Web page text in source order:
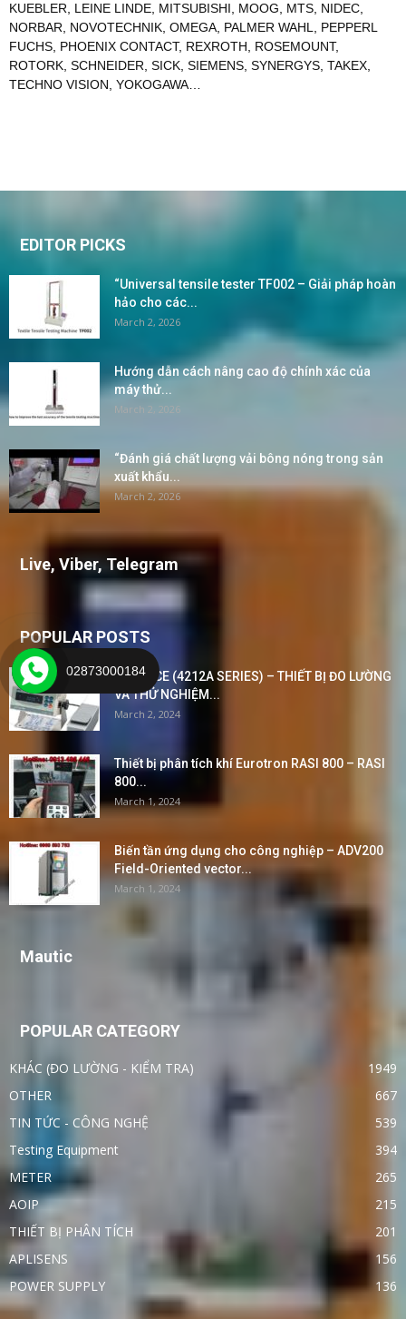
KUEBLER, LEINE LINDE, MITSUBISHI, MOOG, MTS, NIDEC,
NORBAR, NOVOTECHNIK, OMEGA, PALMER WAHL, PEPPERL
FUCHS, PHOENIX CONTACT, REXROTH, ROSEMOUNT,
ROTORK, SCHNEIDER, SICK, SIEMENS, SYNERGYS, TAKEX,
TECHNO VISION, YOKOGAWA…
EDITOR PICKS
“Universal tensile tester TF002 – Giải pháp hoàn
hảo cho các...
March 2, 2026
Hướng dẫn cách nâng cao độ chính xác của
máy thử...
March 2, 2026
“Đánh giá chất lượng vải bông nóng trong sản
xuất khẩu...
March 2, 2026
Live, Viber, Telegram
POPULAR POSTS
BALANCE (4212A SERIES) – THIẾT BỊ ĐO LƯỜNG
VÀ THỬ NGHIỆM...
March 2, 2024
Thiết bị phân tích khí Eurotron RASI 800 – RASI
800...
March 1, 2024
Biến tần ứng dụng cho công nghiệp – ADV200
Field-Oriented vector...
March 1, 2024
Mautic
POPULAR CATEGORY
KHÁC (ĐO LƯỜNG - KIỂM TRA)
1949
OTHER
667
TIN TỨC - CÔNG NGHỆ
539
Testing Equipment
394
METER
265
AOIP
215
THIẾT BỊ PHÂN TÍCH
201
APLISENS
156
POWER SUPPLY
136
02873000184